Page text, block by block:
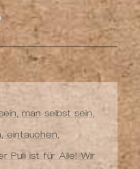
man selbst sein,
eintauchen,
Pulli ist für Alle! Wir